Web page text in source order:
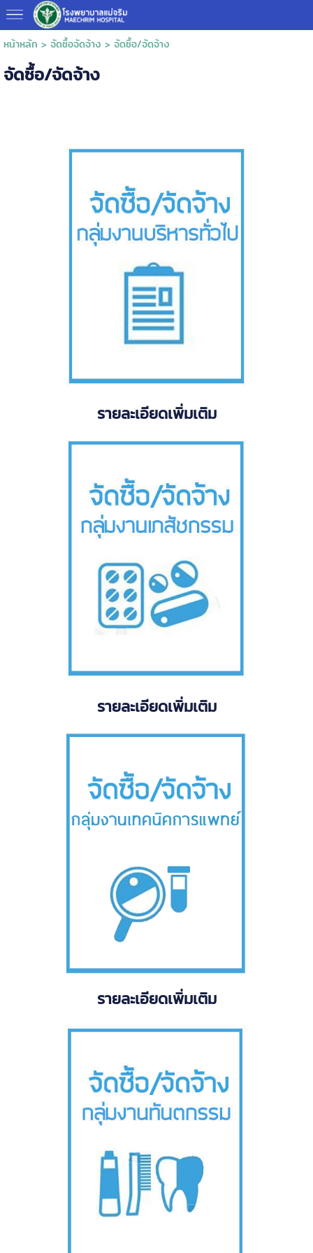
หน้าหลัก > จัดซื้อจัดจ้าง > จัดซื้อ/จัดจ้าง
จัดซื้อ/จัดจ้าง
รายละเอียดเพิ่มเติม
รายละเอียดเพิ่มเติม
รายละเอียดเพิ่มเติม